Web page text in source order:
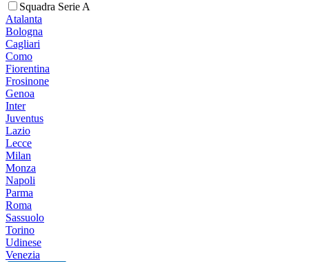
Squadra Serie A
Atalanta
Bologna
Cagliari
Como
Fiorentina
Frosinone
Genoa
Inter
Juventus
Lazio
Lecce
Milan
Monza
Napoli
Parma
Roma
Sassuolo
Torino
Udinese
Venezia